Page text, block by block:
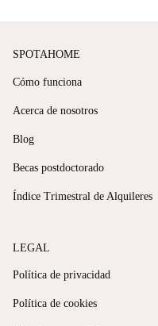
SPOTAHOME
Cómo funciona
Acerca de nosotros
Blog
Becas postdoctorado
Índice Trimestral de Alquileres
LEGAL
Política de privacidad
Política de cookies